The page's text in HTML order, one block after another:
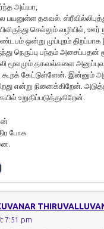
அய்யா,
பயனுள்ள தகவல்.
செல்லும் வழியில்,
ஒன்று முப்புறம் திறப்பாக
நெருப்பு பந்தம் அசைப்பதன்
மூலமும் தகவல்களை
கூறக் கேட்டுள்ளேன். இன்னும்
என்று நினைக்கிறேன்.
உறுதிப்படுத்துகிறேன்.
போசு
7:51 pm